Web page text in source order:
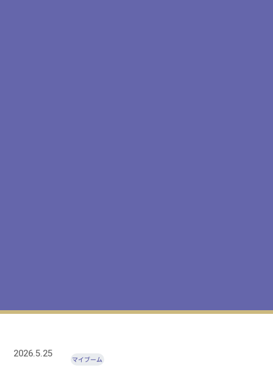
2026.5.25 マイブーム